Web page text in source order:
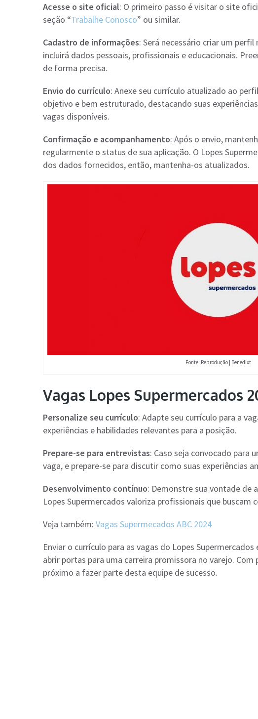
Acesse o site oficial: O primeiro passo é visitar o site
seção “Trabalhe Conosco” ou similar.
Cadastro de informações: Será necessário criar um
incluirá dados pessoais, profissionais e educacionais.
de forma precisa.
Envio do currículo: Anexe seu currículo atualizado ao
objetivo e bem estruturado, destacando suas
vagas disponíveis.
Confirmação e acompanhamento: Após o envio,
regularmente o status de sua aplicação. O Lopes
dos dados fornecidos, então, mantenha-os atualizados.
Fonte: Reprodução | Benedixt
Vagas Lopes Supermercados
Personalize seu currículo: Adapte seu currículo para a
experiências e habilidades relevantes para a posição.
Prepare-se para entrevistas: Caso seja convocado para
vaga, e prepare-se para discutir como suas experiências
Desenvolvimento contínuo: Demonstre sua vontade de
Lopes Supermercados valoriza profissionais que buscam
Veja também: Vagas Supermecados ABC 2024
Enviar o currículo para as vagas do Lopes
abrir portas para uma carreira promissora no varejo. Com
próximo a fazer parte desta equipe de sucesso.